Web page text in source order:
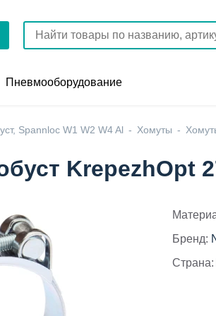
Пневмооборудование
Spannloc W1 W2 W4 Al Хомуты
KrepezhOpt
Бренд:
Страна: